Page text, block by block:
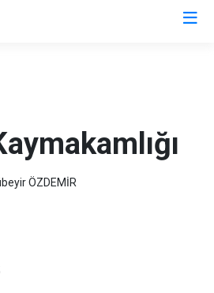
Güce
Keşap
ÖZDEMİR